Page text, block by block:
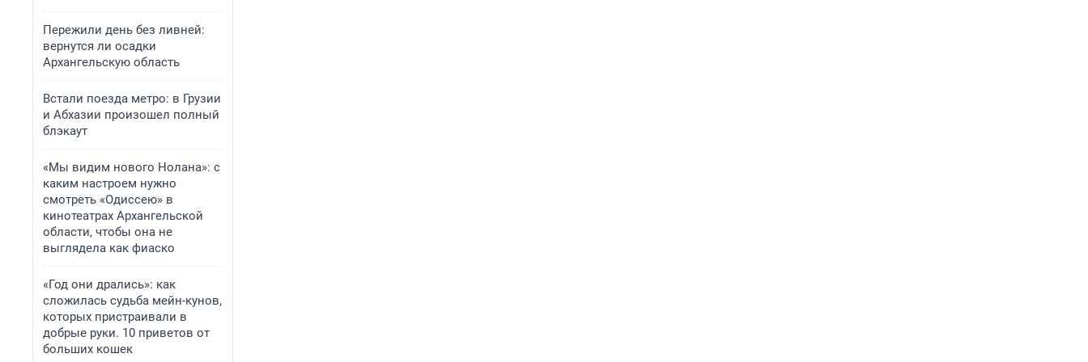
Пережили день без ливней:
вернутся ли осадки
Архангельскую область
Встали поезда метро: в Грузии
и Абхазии произошел полный
блэкаут
«Мы видим нового Нолана»: с
каким настроем нужно
смотреть «Одиссею» в
кинотеатрах Архангельской
области, чтобы она не
выглядела как фиаско
«Год они дрались»: как
сложилась судьба мейн-кунов,
которых пристраивали в
добрые руки. 10 приветов от
больших кошек